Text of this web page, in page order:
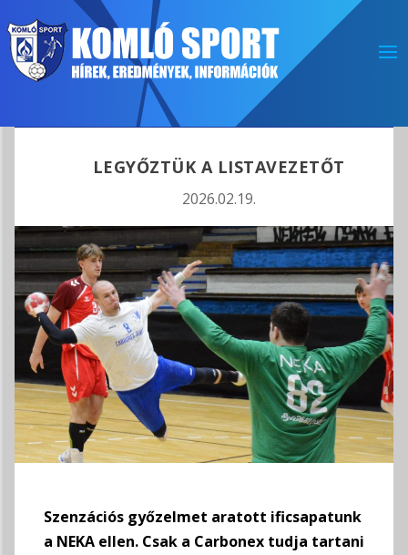
LEGYŐZTÜK A LISTAVEZETŐT
2026.02.19.
Szenzációs győzelmet aratott ificsapatunk
a NEKA ellen. Csak a Carbonex tudja tartani